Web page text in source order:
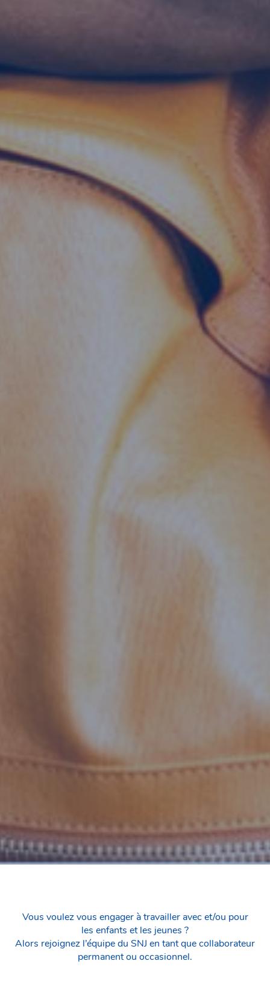
Vous voulez vous engager à travailler avec et/ou pour
les enfants et les jeunes ?
Alors rejoignez l’équipe du SNJ en tant que collaborateur
permanent ou occasionnel.